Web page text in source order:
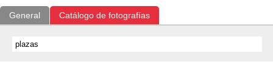
General Catálogo de fotografías